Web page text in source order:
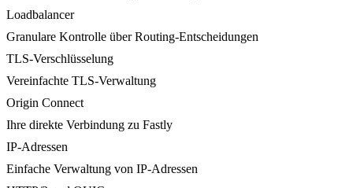
Loadbalancer
Granulare Kontrolle über Routing-Entscheidungen
TLS-Verschlüsselung
Vereinfachte TLS-Verwaltung
Origin Connect
Ihre direkte Verbindung zu Fastly
IP-Adressen
Einfache Verwaltung von IP-Adressen